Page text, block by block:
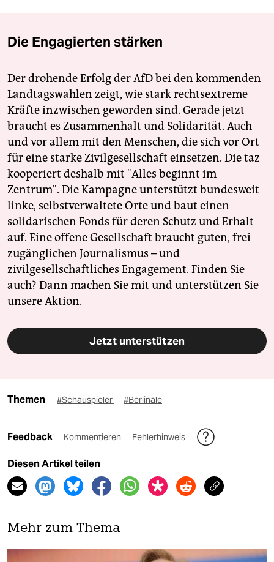
Die Engagierten stärken
Der drohende Erfolg der AfD bei den kommenden
Landtagswahlen zeigt, wie stark rechtsextreme
Kräfte inzwischen geworden sind. Gerade jetzt
braucht es Zusammenhalt und Solidarität. Auch
und vor allem mit den Menschen, die sich vor Ort
für eine starke Zivilgesellschaft einsetzen. Die taz
kooperiert deshalb mit "Alles beginnt im
Zentrum". Die Kampagne unterstützt bundesweit
linke, selbstverwaltete Orte und baut einen
solidarischen Fonds für deren Schutz und Erhalt
auf. Eine offene Gesellschaft braucht guten, frei
zugänglichen Journalismus – und
zivilgesellschaftliches Engagement. Finden Sie
auch? Dann machen Sie mit und unterstützen Sie
unsere Aktion.
Jetzt unterstützen
Themen #Schauspieler #Berlinale
Feedback Kommentieren Fehlerhinweis
Diesen Artikel teilen
Mehr zum Thema